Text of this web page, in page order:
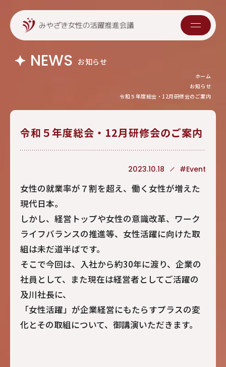
NEWS お知らせ
ホーム
お知らせ
令和５年度総会・12月研修会のご案内
令和５年度総会・12月研修会のご案内
2023.10.18 #Event
女性の就業率が７割を超え、働く女性が増えた
現代日本。
しかし、経営トップや女性の意識改革、ワーク
ライフバランスの推進等、女性活躍に向けた取
組は未だ道半ばです。
そこで今回は、入社から約30年に渡り、企業の
社員として、また現在は経営者としてご活躍の
及川社長に、
「女性活躍」が企業経営にもたらすプラスの変
化とその取組について、御講演いただきます。